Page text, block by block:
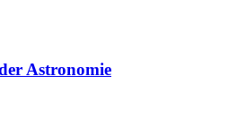
Astronomie